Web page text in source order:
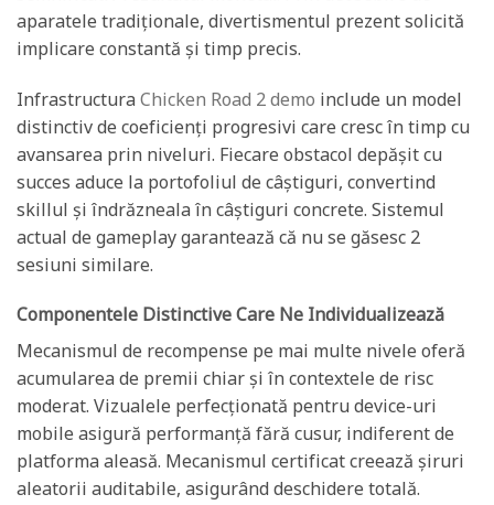
aparatele tradiționale, divertismentul prezent solicită
implicare constantă și timp precis.
Infrastructura Chicken Road 2 demo include un model
distinctiv de coeficienți progresivi care cresc în timp cu
avansarea prin niveluri. Fiecare obstacol depășit cu
succes aduce la portofoliul de câștiguri, convertind
skillul și îndrăzneala în câștiguri concrete. Sistemul
actual de gameplay garantează că nu se găsesc 2
sesiuni similare.
Componentele Distinctive Care Ne Individualizează
Mecanismul de recompense pe mai multe nivele oferă
acumularea de premii chiar și în contextele de risc
moderat. Vizualele perfecționată pentru device-uri
mobile asigură performanță fără cusur, indiferent de
platforma aleasă. Mecanismul certificat creează șiruri
aleatorii auditabile, asigurând deschidere totală.